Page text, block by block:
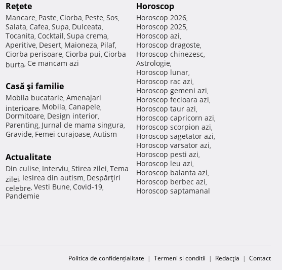
Reţete
Mancare, Paste, Ciorba, Peste, Sos,
Salata, Cafea, Supa, Dulceata,
Tocanita, Cocktail, Supa crema,
Aperitive, Desert, Maioneza, Pilaf,
Ciorba perisoare, Ciorba pui, Ciorba
burta, Ce mancam azi
Casă şi familie
Mobila bucatarie, Amenajari
interioare, Mobila, Canapele,
Dormitoare, Design interior,
Parenting, Jurnal de mama singura,
Gravide, Femei curajoase, Autism
Actualitate
Din culise, Interviu, Stirea zilei, Tema
zilei, Iesirea din autism, Despărţiri
celebre, Vesti Bune, Covid-19,
Pandemie
Horoscop
Horoscop 2026,
Horoscop 2025,
Horoscop azi,
Horoscop dragoste,
Horoscop chinezesc,
Astrologie,
Horoscop lunar,
Horoscop rac azi,
Horoscop gemeni azi,
Horoscop fecioara azi,
Horoscop taur azi,
Horoscop capricorn azi,
Horoscop scorpion azi,
Horoscop sagetator azi,
Horoscop varsator azi,
Horoscop pesti azi,
Horoscop leu azi,
Horoscop balanta azi,
Horoscop berbec azi,
Horoscop saptamanal
Politica de confidențialitate | Termeni si conditii | Redacţia | Contact